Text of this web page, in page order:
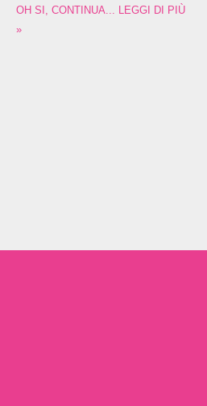
OH SI, CONTINUA... LEGGI DI PIÙ
»